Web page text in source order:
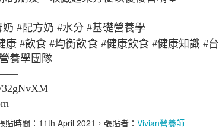
#配方奶 #水分 #基礎營養學
康 #飲食 #均衡飲食 #健康飲食 #健康知識 #
養學團隊
貼時間： 11th April 2021 ，張貼者： Vivian營養師